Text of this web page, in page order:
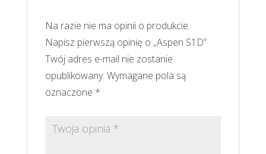
Na razie nie ma opinii o produkcie.
Napisz pierwszą opinię o „Aspen S1D”
Twój adres e-mail nie zostanie
opublikowany. Wymagane pola są
oznaczone *